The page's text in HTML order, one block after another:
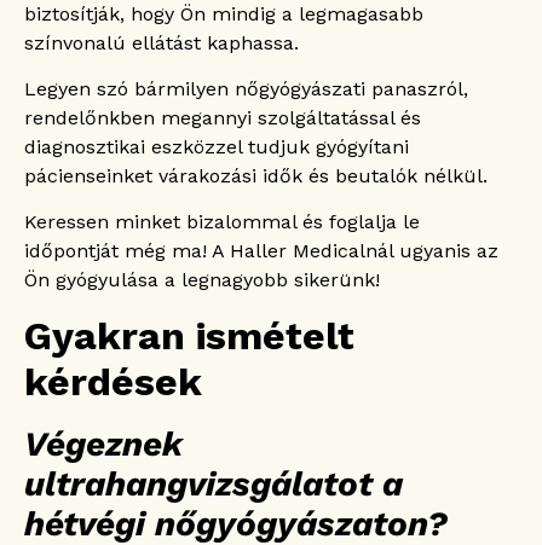
biztosítják, hogy Ön mindig a legmagasabb
színvonalú ellátást kaphassa.
Legyen szó bármilyen nőgyógyászati panaszról,
rendelőnkben megannyi szolgáltatással és
diagnosztikai eszközzel tudjuk gyógyítani
pácienseinket várakozási idők és beutalók nélkül.
Keressen minket bizalommal és foglalja le
időpontját még ma! A Haller Medicalnál ugyanis az
Ön gyógyulása a legnagyobb sikerünk!
Gyakran ismételt
kérdések
Végeznek
ultrahangvizsgálatot a
hétvégi nőgyógyászaton?